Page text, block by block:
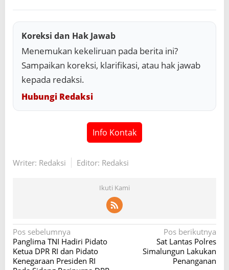
Koreksi dan Hak Jawab
Menemukan kekeliruan pada berita ini?
Sampaikan koreksi, klarifikasi, atau hak jawab
kepada redaksi.
Hubungi Redaksi
Info Kontak
Writer: Redaksi Editor: Redaksi
Ikuti Kami
N
a
v
Pos sebelumnya
Panglima TNI Hadiri Pidato
Ketua DPR RI dan Pidato
Kenegaraan Presiden RI
Pos berikutnya
Sat Lantas Polres
Simalungun Lakukan
Penanganan